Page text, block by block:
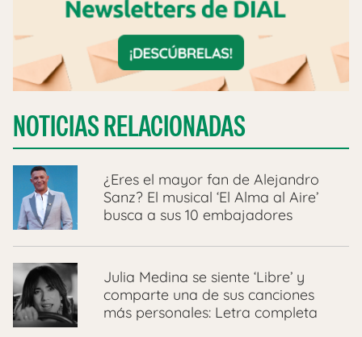
NOTICIAS RELACIONADAS
¿Eres el mayor fan de Alejandro
Sanz? El musical ‘El Alma al Aire’
busca a sus 10 embajadores
Julia Medina se siente ‘Libre’ y
comparte una de sus canciones
más personales: Letra completa